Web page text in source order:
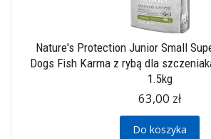
Nature's Protection Junior Small
Dogs Fish Karma z rybą dla
1.5kg
63,00 zł
Do koszyka